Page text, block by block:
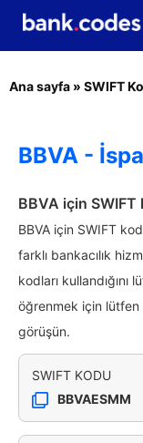
Ana sayfa » SWIFT
BBVA -
BBVA için
BBVA için SWIFT
farklı bankacılık
kodları kullandığını
öğrenmek için lütfen
görüşün.
SWIFT KODU
BBVAESMM